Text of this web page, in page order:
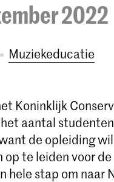
2022
Muziekeducatie
Koninklijk
aantal
de opleiding
te leiden voor
hele stap om naar